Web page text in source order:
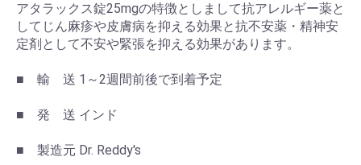
アタラックス錠25mgの特徴としまして抗アレルギー薬と
してじん麻疹や皮膚病を抑える効果と抗不安薬・精神安
定剤として不安や緊張を抑える効果があります。
■ 輸 送 1～2週間前後で到着予定
■ 発 送 インド
■ 製造元 Dr. Reddy's